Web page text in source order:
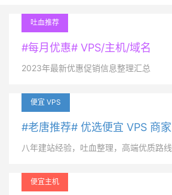
吐血推荐
#每月优惠# VPS/主机/域名
2023年最新优惠促销信息整理汇总
便宜 VPS
#老唐推荐# 优选便宜 VPS 商家
八年建站经验，吐血整理，高端优质路线
便宜主机